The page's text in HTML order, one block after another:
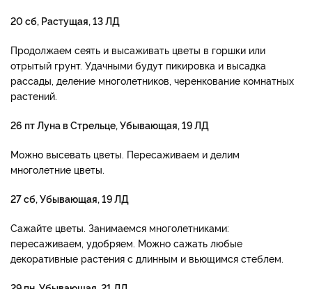
20 сб, Растущая, 13 ЛД
Продолжаем сеять и высаживать цветы в горшки или
отрытый грунт. Удачными будут пикировка и высадка
рассады, деление многолетников, черенкование комнатных
растений.
26 пт Луна в Стрельце, Убывающая, 19 ЛД
Можно высевать цветы. Пересаживаем и делим
многолетние цветы.
27 сб, Убывающая, 19 ЛД
Сажайте цветы. Занимаемся многолетниками:
пересаживаем, удобряем. Можно сажать любые
декоративные растения с длинным и вьющимся стеблем.